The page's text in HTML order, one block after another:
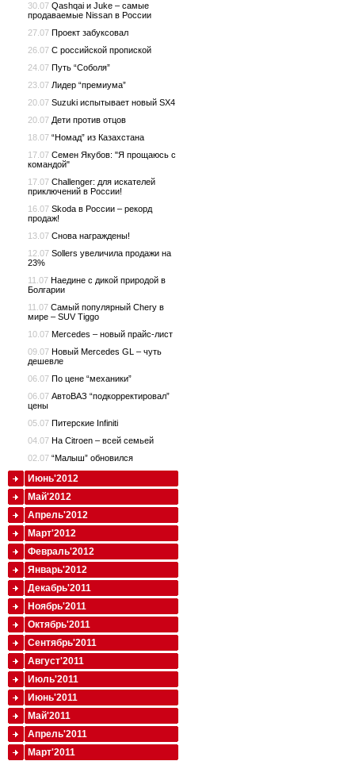
30.07 Qashqai и Juke – самые
продаваемые Nissan в России
27.07 Проект забуксовал
26.07 С российской пропиской
24.07 Путь “Соболя”
23.07 Лидер “премиума”
20.07 Suzuki испытывает новый SX4
20.07 Дети против отцов
18.07 “Номад” из Казахстана
17.07 Семен Якубов: "Я прощаюсь с
командой"
17.07 Challenger: для искателей
приключений в России!
16.07 Skoda в России – рекорд
продаж!
13.07 Снова награждены!
12.07 Sollers увеличила продажи на
23%
11.07 Наедине с дикой природой в
Болгарии
11.07 Самый популярный Chery в
мире – SUV Tiggo
10.07 Mercedes – новый прайс-лист
09.07 Новый Mercedes GL – чуть
дешевле
06.07 По цене “механики”
06.07 АвтоВАЗ “подкорректировал”
цены
05.07 Питерские Infiniti
04.07 На Citroen – всей семьей
02.07 “Малыш” обновился
Июнь'2012
Май'2012
Апрель'2012
Март'2012
Февраль'2012
Январь'2012
Декабрь'2011
Ноябрь'2011
Октябрь'2011
Сентябрь'2011
Август'2011
Июль'2011
Июнь'2011
Май'2011
Апрель'2011
Март'2011